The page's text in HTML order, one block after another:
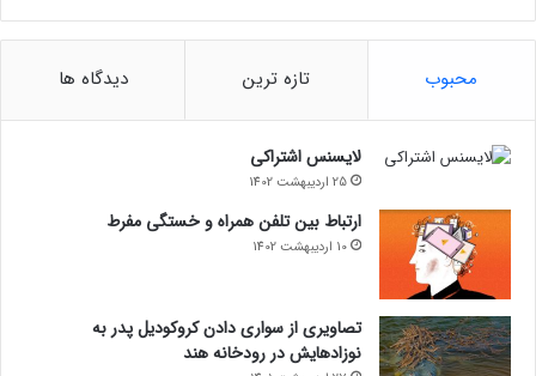
محبوب تازه ترین دیدگاه ها
لایسنس اشتراکی
25 اردیبهشت 1402
ارتباط بین تلفن همراه و خستگی مفرط
10 اردیبهشت 1402
تصاویری از سواری دادن کروکودیل پدر به
نوزادهایش در رودخانه هند